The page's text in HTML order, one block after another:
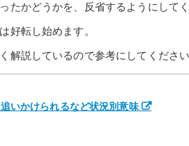
たかどうかを、反省するようにしてく
好転し始めます。
解説しているので参考にしてください
いかけられるなど状況別意味